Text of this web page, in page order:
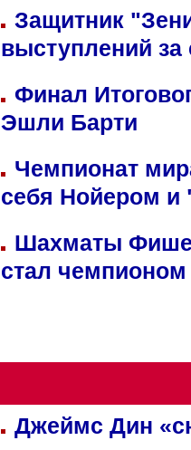
Защитник
выступлений
Финал
Эшли Барти
Чемпионат
себя Нойером и
Шахматы
стал
Джеймс Дин